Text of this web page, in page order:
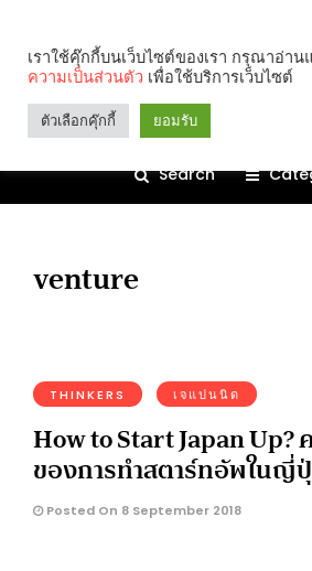
Search
venture
THINKERS เจแปนนิด
How to Start Japan Up?
ของการทำสตาร์ทอัพในญี่
Posted On 8 September 2018
เราใช้คุ๊กกี้บนเว็บไซต์ของเรา กรุณาอ่าน
ความเป็นส่วนตัว เพื่อใช้บริการเว็บไซต์
ตัวเลือกคุ๊กกี้ ยอมรับ